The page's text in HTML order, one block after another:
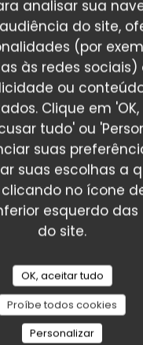
analisar sua
do site,
(por
às redes sociais)
ou
Clique em
tudo' ou
suas
suas escolhas a
no ícone
esquerdo
do site.
OK, aceitar tudo
Proíbe todos cookies
Personalizar
: 5/5 quality_price
e attenta,
per la mia
una “canette”
e anch’esso
si scioglieva in
:5/5 quality_price: